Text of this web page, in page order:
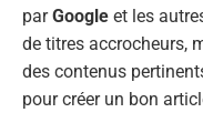
parGoogle et les
de titres accrocheurs,
des contenus
pour créer un bon